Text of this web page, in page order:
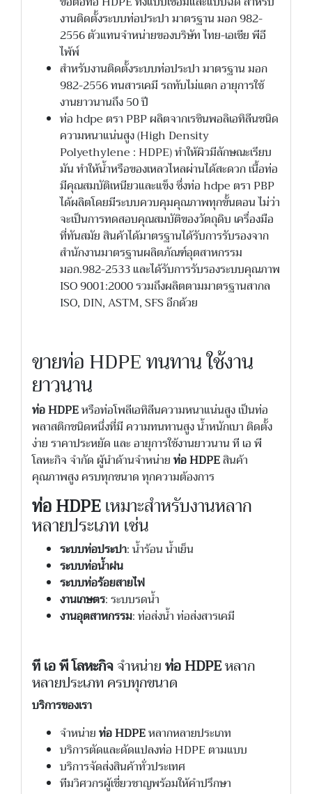
งานติดตั้งระบบท่อประปา มาตรฐาน มอก 982-
2556 ตัวแทนจำหน่ายของบริษัท ไทย-เอเชีย พีอี
ไพ้พ์
สำหรับงานติดตั้งระบบท่อประปา มาตรฐาน มอก
982-2556 ทนสารเคมี รถทับไม่แตก อายุการใช้
งานยาวนานถึง 50 ปี
ท่อ hdpe ตรา PBP ผลิตจากเรซินพอลิเอทิลีนชนิด
ความหนาแน่นสูง (High Density
Polyethylene : HDPE) ทำให้ผิวมีลักษณะเรียบ
มัน ทำให้น้ำหรือของเหลวไหลผ่านได้สะดวก เนื้อท่อ
มีคุณสมบัติเหนียวและแข็ง ซึ่งท่อ hdpe ตรา PBP
ได้ผลิตโดยมีระบบควบคุมคุณภาพทุกขั้นตอน ไม่ว่า
จะเป็นการทดสอบคุณสมบัติของวัตถุดิบ เครื่องมือ
ที่ทันสมัย สินค้าได้มาตรฐานได้รับการรับรองจาก
สำนักงานมาตรฐานผลิตภัณฑ์อุตสาหกรรม
มอก.982-2533 และได้รับการรับรองระบบคุณภาพ
ISO 9001:2000 รวมถึงผลิตตามมาตรฐานสากล
ISO, DIN, ASTM, SFS อีกด้วย
ขายท่อ HDPE ทนทาน ใช้งาน
ยาวนาน
ท่อ HDPEหรือท่อโพลีเอทิลีนความหนาแน่นสูง เป็นท่อ
พลาสติกชนิดหนึ่งที่มี ความทนทานสูง น้ำหนักเบา ติดตั้ง
ง่าย ราคาประหยัด และ อายุการใช้งานยาวนานที เอ พี
โลหะกิจ จำกัด ผู้นำด้านจำหน่ายท่อ HDPEสินค้า
คุณภาพสูง ครบทุกขนาด ทุกความต้องการ
ท่อ HDPEเหมาะสำหรับงานหลาก
หลายประเภท เช่น
ระบบท่อประปา: น้ำร้อน น้ำเย็น
ระบบท่อน้ำฝน
ระบบท่อร้อยสายไฟ
งานเกษตร: ระบบรดน้ำ
งานอุตสาหกรรม: ท่อส่งน้ำ ท่อส่งสารเคมี
ที เอ พี โลหะกิจจำหน่ายท่อ HDPEหลาก
หลายประเภท ครบทุกขนาด
บริการของเรา
จำหน่ายท่อ HDPEหลากหลายประเภท
บริการตัดและดัดแปลงท่อ HDPE ตามแบบ
บริการจัดส่งสินค้าทั่วประเทศ
ทีมวิศวกรผู้เชี่ยวชาญพร้อมให้คำปรึกษา